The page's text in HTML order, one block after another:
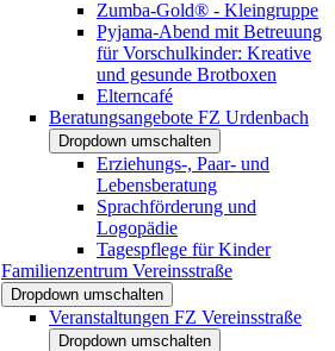
Zumba-Gold® - Kleingruppe
Pyjama-Abend mit Betreuung
für Vorschulkinder: Kreative
und gesunde Brotboxen
Elterncafé
Beratungsangebote FZ Urdenbach
Dropdown umschalten
Erziehungs-, Paar- und
Lebensberatung
Sprachförderung und
Logopädie
Tagespflege für Kinder
Familienzentrum Vereinsstraße
Dropdown umschalten
Veranstaltungen FZ Vereinsstraße
Dropdown umschalten